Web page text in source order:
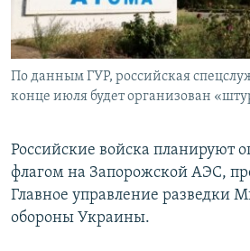
ПОБЕДИТЕЛЕЙ НЕ СУДЯТ?
КРЫМ.НЕПОКОРЕННЫЙ
ELIFBE
ПРИСОЕДИНЯЙТЕСЬ!
По данным ГУР, российская
конце июля будет организован
Российские войска планируют
флагом на Запорожской АЭС,
Главное управление разведки
обороны Украины.